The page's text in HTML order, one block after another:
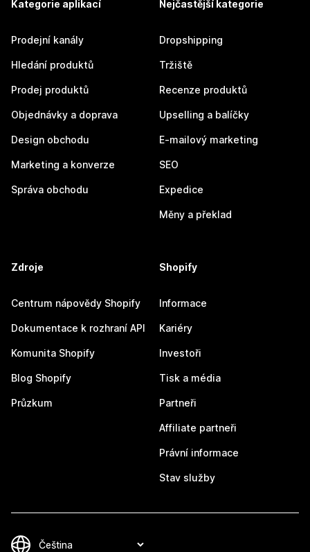
Kategorie aplikací
Prodejní kanály
Hledání produktů
Prodej produktů
Objednávky a doprava
Design obchodu
Marketing a konverze
Správa obchodu
Nejčastější kategorie
Dropshipping
Tržiště
Recenze produktů
Upselling a balíčky
E-mailový marketing
SEO
Expedice
Měny a překlad
Zdroje
Centrum nápovědy Shopify
Dokumentace k rozhraní API
Komunita Shopify
Blog Shopify
Průzkum
Shopify
Informace
Kariéry
Investoři
Tisk a média
Partneři
Affiliate partneři
Právní informace
Stav služby